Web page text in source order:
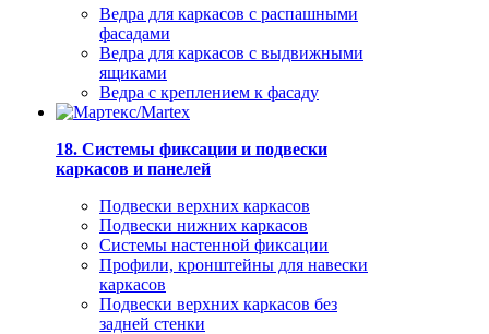
Ведра для каркасов с распашными
фасадами
Ведра для каркасов с выдвижными
ящиками
Ведра с креплением к фасаду
18. Системы фиксации и подвески
каркасов и панелей
Подвески верхних каркасов
Подвески нижних каркасов
Системы настенной фиксации
Профили, кронштейны для навески
каркасов
Подвески верхних каркасов без
задней стенки